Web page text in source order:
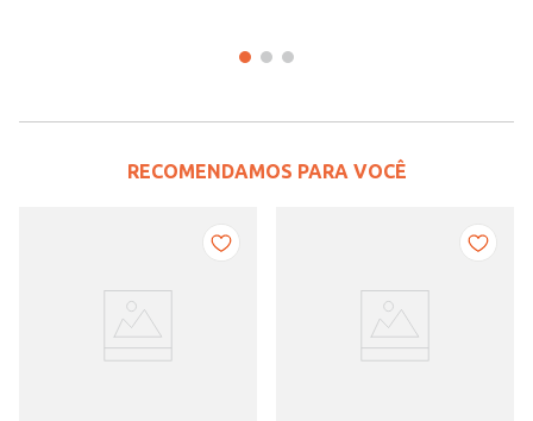
RECOMENDAMOS PARA VOCÊ